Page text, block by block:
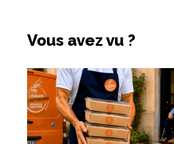
Vous avez vu ?